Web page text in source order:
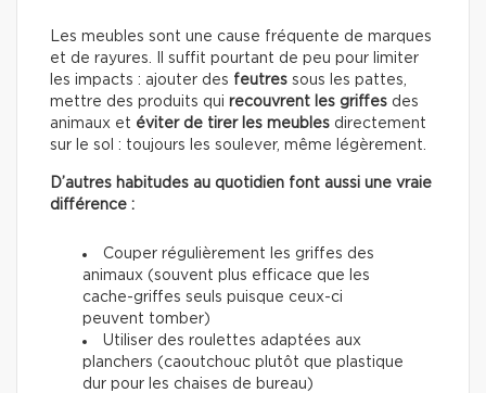
Les meubles sont une cause fréquente de marques
et de rayures. Il suffit pourtant de peu pour limiter
les impacts : ajouter des feutres sous les pattes,
mettre des produits qui recouvrent les griffes des
animaux et éviter de tirer les meubles directement
sur le sol : toujours les soulever, même légèrement.
D’autres habitudes au quotidien font aussi une vraie
différence :
Couper régulièrement les griffes des
animaux (souvent plus efficace que les
cache-griffes seuls puisque ceux-ci
peuvent tomber)
Utiliser des roulettes adaptées aux
planchers (caoutchouc plutôt que plastique
dur pour les chaises de bureau)